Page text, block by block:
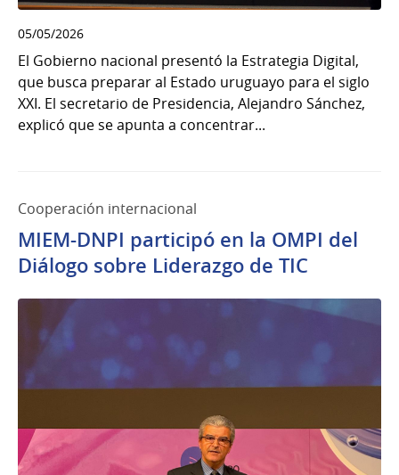
05/05/2026
El Gobierno nacional presentó la Estrategia Digital,
que busca preparar al Estado uruguayo para el siglo
XXI. El secretario de Presidencia, Alejandro Sánchez,
explicó que se apunta a concentrar...
Cooperación internacional
MIEM-DNPI participó en la OMPI del
Diálogo sobre Liderazgo de TIC